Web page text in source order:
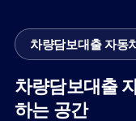
차량담보대출 자동
차량담보대출
하는 공간